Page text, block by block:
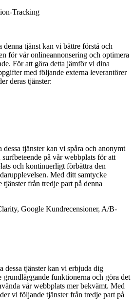
Tracking
denna tjänst kan vi bättre förstå och
för vår onlineannonsering och optimera
För att göra detta jämför vi dina
med följande externa leverantörer
deras tjänster:
dessa tjänster kan vi spåra och anonymt
på vår webbplats för att
och kontinuerligt förbättra den
Med ditt samtycke
från tredje part på denna
Google Kundrecensioner, A/B-
dessa tjänster kan vi erbjuda dig
funktionerna och göra det
vår webbplats mer bekvämt. Med
vi följande tjänster från tredje part på